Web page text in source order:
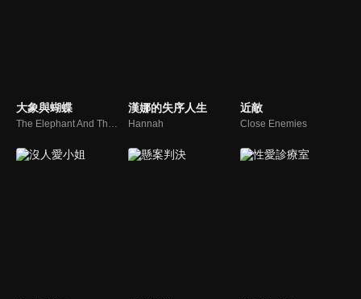
大象與蝴蝶 漢娜的失序人生
Hannah
近敵
Close Enemies